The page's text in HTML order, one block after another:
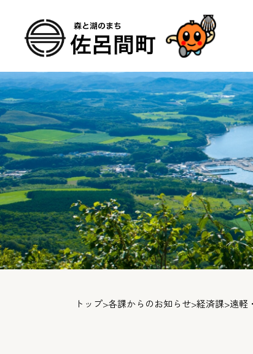
トップ>各課からのお知らせ>経済課>遠軽